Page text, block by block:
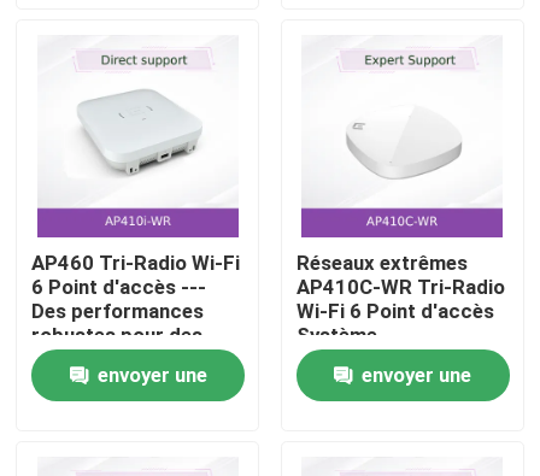
Contrôle qualité
Nous contacter
Nouvelles
Cas
Demander un devis
AP460 Tri-Radio Wi-Fi
6 Point d'accès ---
Des performances
robustes pour des
environnements
extérieurs exigeants
envoyer une
Réseaux extrêmes
AP410C-WR Tri-Radio
Wi-Fi 6 Point d'accès
Système
d'exploitation
universel Capteur de
sécurité haute densité
envoyer une